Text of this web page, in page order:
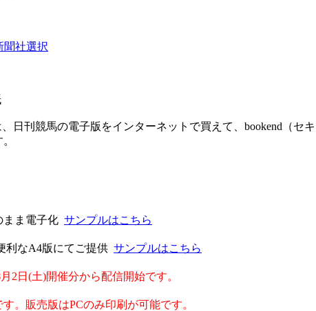
、日刊競馬の電子版をインターネットで買えて、bookend（
まま電子化 サンプルはこちら
利なA4版にてご提供 サンプルはこちら
2日(土)開催分から配信開始です。
。販売版はPCのみ印刷が可能です。